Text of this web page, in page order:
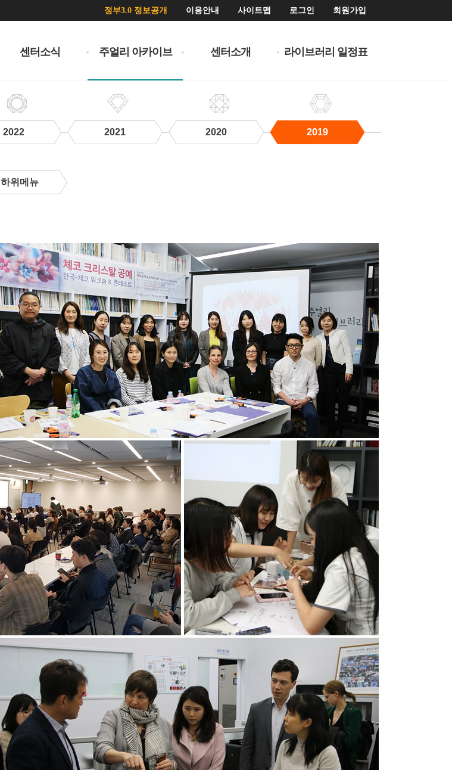
정부3.0 정보공개 이용안내 사이트맵 로그인 회원가입
센터소식 주얼리 아카이브 센터소개 라이브러리 일정표
2022 2021 2020 2019
하위메뉴